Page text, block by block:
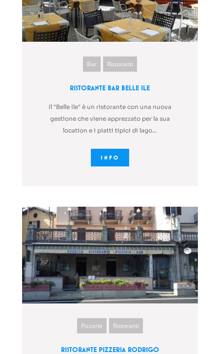
Bar Ristoranti
Ristorante Bar Belle Ile
Il "Belle Ile" è un ristorante con una nuova
gestione che viene apprezzato per la sua
location e i piatti tipici di lago...
INFO
Pizzerie Ristoranti
Ristorante Pizzeria Rodrigo